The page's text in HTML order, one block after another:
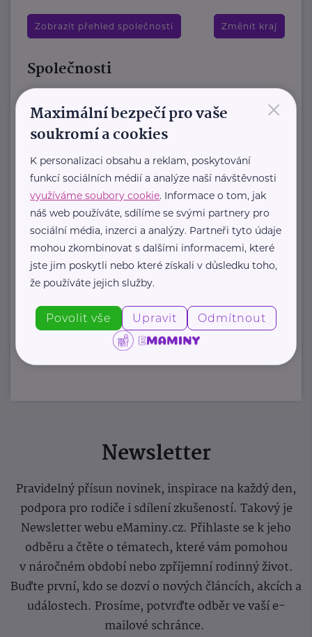
Zobrazit přehled společností Změnit kraj
Společnosti
Veliký Brázdim 9 Mratín
Zařízení „Brázdimský statek“ nabízí
luxusní ubytování aktivním seniorům
již od čerstvého důchodového věku
v samostatných ...
https://www.brazdimskystatek.cz/
+420 605 244 772
houstecka.alena@gmail.com
Zobrazit přehled společností
Newsletter
Pravidelný přísun novinek, inspirace na každý den,
podpora pro rodiče i sdílení zkušeností. Takový je
Newsletter webu eMaminy.cz. Přihlaste se k jeho
odběru a čtěte o tématech, které vám pomohou
v náročném období nebo zpříjemní rodinný život.
Buďte první, kdo se dozví o nových článcích, akcích a
událostech. Prosíme, potvrďte odběr ve vaší e-
mailové schránce.
×
Maximální bezpečí pro vaše
soukromí a cookies
K personalizaci obsahu a reklam, poskytování
funkcí sociálních médií a analýze naší návštěvnosti
využíváme soubory cookie. Informace o tom, jak
náš web používáte, sdílíme se svými partnery pro
sociální média, inzerci a analýzy. Partneři tyto údaje
mohou zkombinovat s dalšími informacemi, které
jste jim poskytli nebo které získali v důsledku toho,
že používáte jejich služby.
Povolit vše Upravit Odmítnout